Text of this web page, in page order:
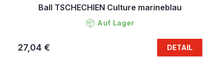
Ball TSCHECHIEN Culture marineblau
Auf Lager
27,04 € DETAIL